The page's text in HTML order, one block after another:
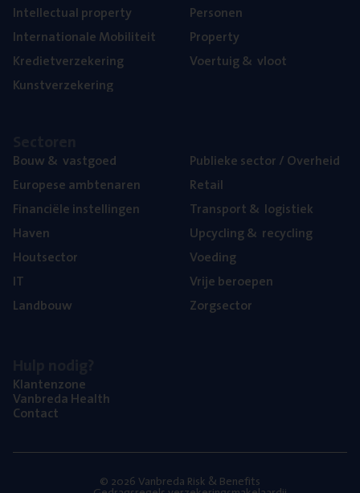
Intel­lec­tu­al property
Inter­na­ti­o­na­le Mobiliteit
Kre­diet­ver­ze­ke­ring
Kunst­ver­ze­ke­ring
Per­so­nen
Pro­per­ty
Voer­tuig& vloot
Bouw& vastgoed
Euro­pe­se ambtenaren
Finan­ci­ë­le instellingen
Haven
Hout­sec­tor
IT
Land­bouw
Publie­ke sec­tor / Overheid
Retail
Trans­port& logistiek
Upcy­cling& recycling
Voe­ding
Vrije beroe­pen
Zorg­sec­tor
Klan­ten­zo­ne
Van­b­re­da Health
Con­tact
© 2026 Vanbreda Risk & Benefits